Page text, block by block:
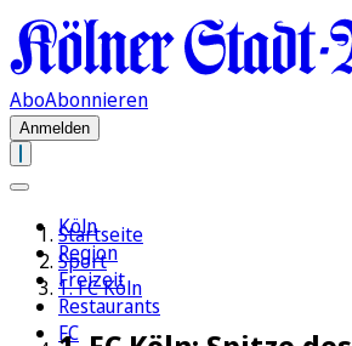
AboAbonnieren
Anmelden
Köln
Region
Freizeit
Restaurants
FC
Startseite
Sport
1. FC Köln